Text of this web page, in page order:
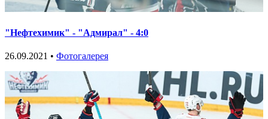
"Нефтехимик" - "Адмирал" - 4:0
26.09.2021 • Фотогалерея